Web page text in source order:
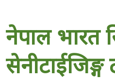
नेपाल भारत